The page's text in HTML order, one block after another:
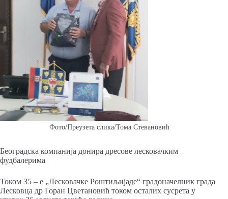
Фото/Преузета слика/Тома Стевановић
Београдска компанија донира дресове лесковачким
фудбалерима
Током 35 – е „Лесковачке Роштиљијаде“ градоначелник града
Лесковца др Горан Цветановић током осталих сусрета у